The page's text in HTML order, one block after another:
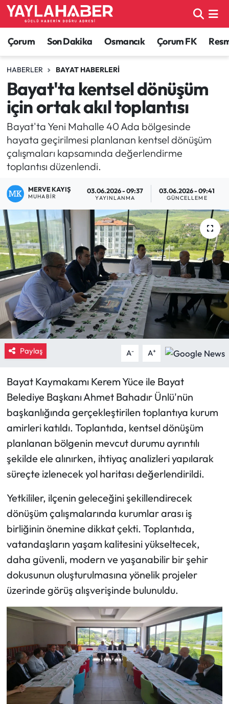
Çorum Son Dakika Osmancık Çorum FK
HABERLER BAYAT HABERLERI
Bayat'ta kentsel dönüşüm
için ortak akıl toplantısı
Bayat'ta Yeni Mahalle 40 Ada bölgesinde
hayata geçirilmesi planlanan kentsel dönüşüm
çalışmaları kapsamında değerlendirme
toplantısı düzenlendi.
MERVE KAYIŞ
MUHABIR
03.06.2026 - 09:37
YAYINLANMA
03.06.2026 - 09:41
GÜNCELLEME
Paylaş A- A+
Bayat Kaymakamı Kerem Yüce ile Bayat
Belediye Başkanı Ahmet Bahadır Ünlü'nün
başkanlığında gerçekleştirilen toplantıya kurum
amirleri katıldı. Toplantıda, kentsel dönüşüm
planlanan bölgenin mevcut durumu ayrıntılı
şekilde ele alınırken, ihtiyaç analizleri yapılarak
süreçte izlenecek yol haritası değerlendirildi.
Yetkililer, ilçenin geleceğini şekillendirecek
dönüşüm çalışmalarında kurumlar arası iş
birliğinin önemine dikkat çekti. Toplantıda,
vatandaşların yaşam kalitesini yükseltecek,
daha güvenli, modern ve yaşanabilir bir şehir
dokusunun oluşturulmasına yönelik projeler
üzerinde görüş alışverişinde bulunuldu.
Alaca Haberleri
Bayat Haberleri
Bilgi - Keşfet Haberleri
Bilim ve Teknoloji
Boğazkale Haberleri
Çorum Haberleri
Çorum Son Dakika Haberleri
Dodurga Haberleri
Eğitim
Ekonomi
Güncel
İskilip Haberleri
Kargı Haberleri
Kimdir?
Kültür Sanat
Laçin Haberleri
Magazin
Mecitözü Haberleri
Oğuzlar Haberleri
Ortaköy Haberleri
Osmancık Haberleri
Otomotiv
Resmi İlan
Resmi Reklam
Sağlık
Siyaset
Çorum Nöbetçi Eczaneler
Çorum Hava Durumu
Çorum Namaz Vakitleri
Çorum Trafik Yoğunluk Haritası
TFF 1.Lig Puan Durumu ve Fikstür
Tüm Manşetler
Son Dakika Haberleri
Haber Arşivi